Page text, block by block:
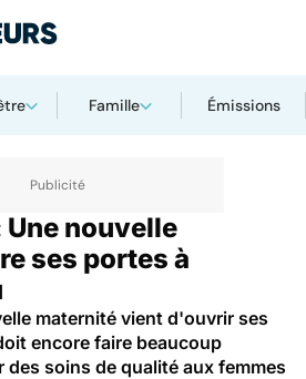
Famille Émissions
publiqueAfrique
Une nouvelle
ses portes à
maternité vient d'ouvrir ses
encore faire beaucoup
soins de qualité aux femmes